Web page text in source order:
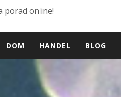
porad online!
DOM HANDEL BLOG